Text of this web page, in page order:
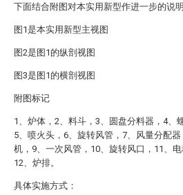
下面结合附图对本实用新型作进一步的说明
图1是本实用新型主视图
图2是图1的纵剖视图
图3是图1的横剖视图
附图标记
1、炉体，2、料斗，3、圆盘分料器，4、
5、喷火头，6、旋转风管，7、风量分配
机，9、一次风管，10、旋转风口，11、电
12、炉排。
具体实施方式：